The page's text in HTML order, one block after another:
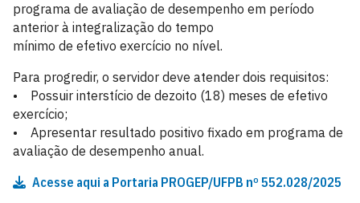
programa de avaliação de desempenho em período
anterior à integralização do tempo
mínimo de efetivo exercício no nível.
Para progredir, o servidor deve atender dois requisitos:
• Possuir interstício de dezoito (18) meses de efetivo
exercício;
• Apresentar resultado positivo fixado em programa de
avaliação de desempenho anual.
Acesse aqui a Portaria PROGEP/UFPB nº 552.028/2025